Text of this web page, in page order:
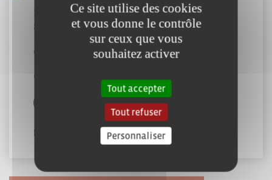
13 Rue Saint Joseph
85000 Mouilleron-le-Captif
02 51 31 19 89
contact@traiteurvendee.fr
http://www.traiteurvendee.com/
Ce site utilise des cookies
et vous donne le contrôle
sur ceux que vous
souhaitez activer
Tout accepter
Tout refuser
Personnaliser